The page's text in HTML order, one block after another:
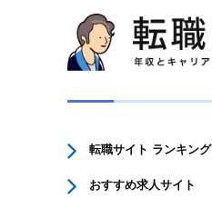
転職サイト ランキング
おすすめ求人サイト